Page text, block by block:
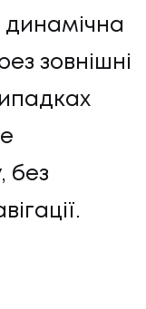
зовнішні
без